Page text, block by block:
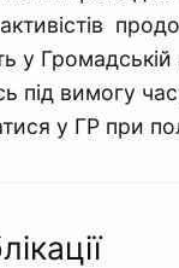
у Громадській
під вимогу
у ГР при